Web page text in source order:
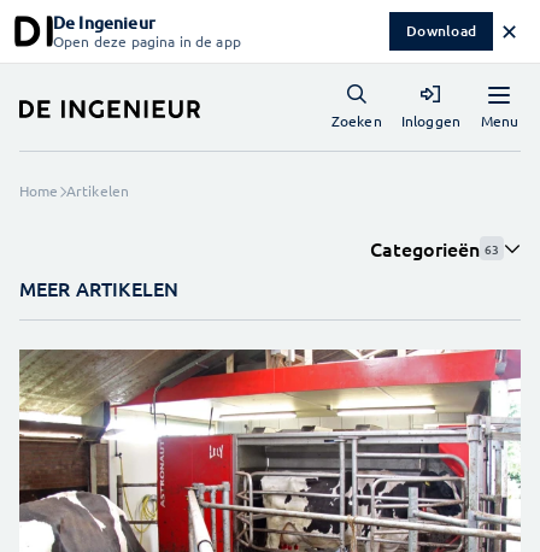
De Ingenieur
Open deze pagina in de app Download ✕
Menu
Zoeken Inloggen
Home Artikelen
Categorieën 63
MEER ARTIKELEN